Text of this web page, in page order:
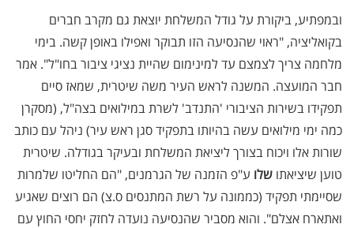
ובמפתיע, ביקורת על גודל המשלחת יוצאת גם מקרב חברים
בקואליציה, "ראוי שהנסיעה הזו תבוקר ואפילו באופן קשה. בימי
מלחמה צריך לצמצם עד למינימום שהיית נציגי ציבור בחו"ל". אמר
חבר המועצה. המשנה לראש העיר משה שיטרית, שמאז סיים
תפקידו בשירות הציבורי 'התנדב' לשרת במילואים בצה"ל, (מסקרן
כמה ימי מילואים עשה בהיותו בתפקיד סגן ראש עיר) ניהל עם כותב
שורות אלו ויכוח בצורך ליציאת המשלחת ובעיקר בגודלה. שיטרית
טוען שיציאתו שלו ע"פ הזמנה של הגרמנים, "הם החליטו שלמרות
שסיימתי תפקיד (כממונה על רשת המתנסים ס.צ) הם רוצים שאגיע
ואתארח אצלם". והוא מסביר שהנסיעה נועדה לחזק יחסי החוץ עם